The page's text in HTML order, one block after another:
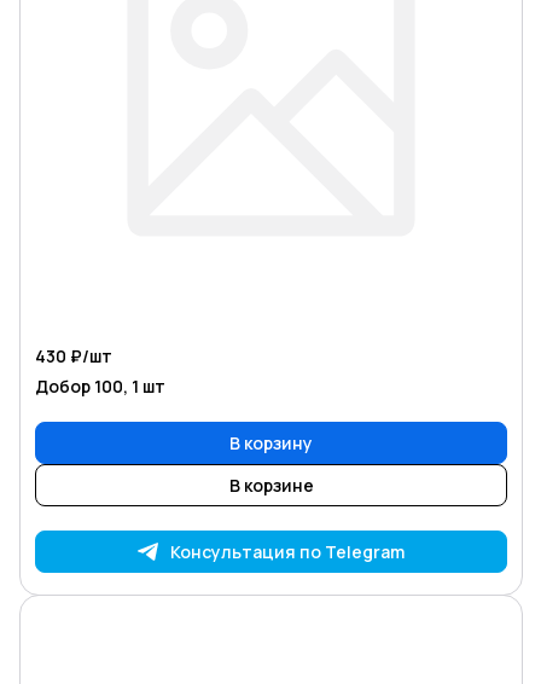
430 ₽/шт
Добор 100, 1 шт
В корзину
В корзине
Консультация по Telegram